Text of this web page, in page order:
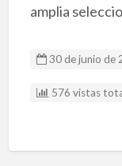
amplia
30 de junio de
576 vistas